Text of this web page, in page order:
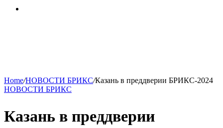
Home/НОВОСТИ БРИКС/Казань в преддверии БРИКС-2024
НОВОСТИ БРИКС
Казань в преддверии